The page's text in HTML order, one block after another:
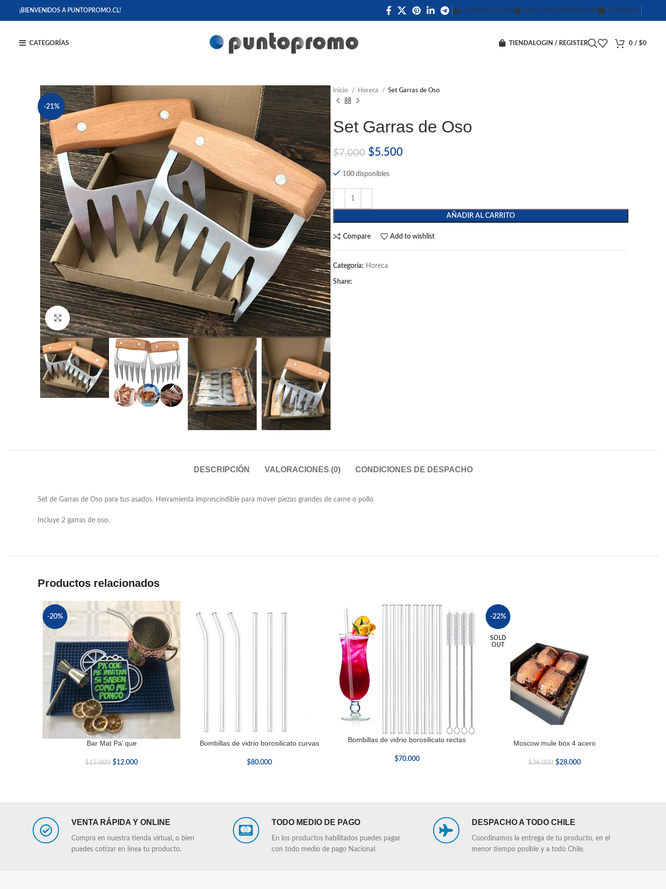
¡BIENVENIDOS A PUNTOPROMO.CL! QUIENES SOMOS PREGUNTAS FRECUENTES CONTACTO
CATEGORÍAS TIENDA LOGIN / REGISTER 0 / $0
-21%
Click to enlarge
Inicio Horeca Set Garras de Oso
Set Garras de Oso
$7.000 $5.500
100 disponibles
AÑADIR AL CARRITO
Compare Add to wishlist
Categoría: Horeca
Share:
DESCRIPCIÓN VALORACIONES (0) CONDICIONES DE DESPACHO
Set de Garras de Oso para tus asados. Herramienta imprescindible para mover piezas grandes de carne o pollo.
Incluye 2 garras de oso.
Productos relacionados
-20%
AÑADIR AL CARRITOBar Mat Pa’ que
$15.000 $12.000
AÑADIR AL CARRITO
Bombillas de vidrio borosilicato curvas
$80.000
AÑADIR AL CARRITO
Bombillas de vidrio borosilicato rectas
$70.000
-22%
SOLD
OUT
LEER MÁSMoscow mule box 4 acero
$36.000 $28.000
VENTA RÁPIDA Y ONLINE
Compra en nuestra tienda virtual, o bien
puedes cotizar en línea tu producto.
TODO MEDIO DE PAGO
En los productos habilitados puedes pagar
con todo medio de pago Nacional.
DESPACHO A TODO CHILE
Coordinamos la entrega de tu producto, en el
menor tiempo posible y a todo Chile.